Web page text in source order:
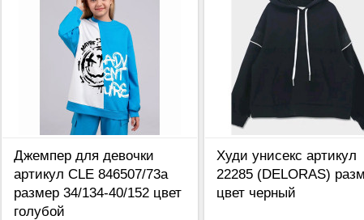
Джемпер для девочки
артикул CLE 846507/73а
размер 34/134-40/152 цвет
голубой
Худи унисекс артикул
22285 (DELORAS)
цвет черный